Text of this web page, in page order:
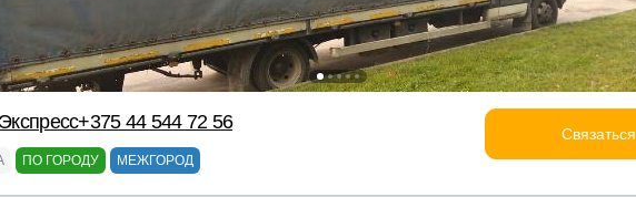
44 544 72 56
ПО ГОРОДУ МЕЖГОРОД
Связаться